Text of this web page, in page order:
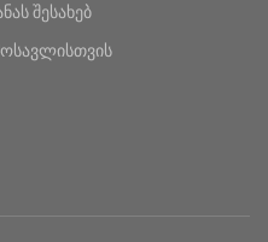
შესახებ